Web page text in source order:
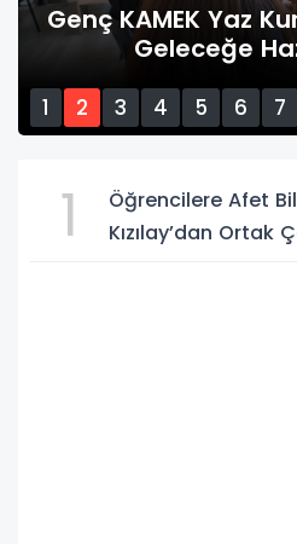
Genç KAMEK Yaz
Geleceğe
1 2 3 4 5 6 7
1
Öğrencilere Afet
Kızılay’dan Ortak